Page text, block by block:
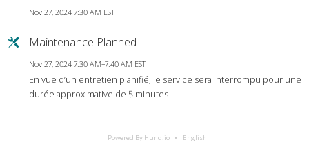
Nov 27, 2024 7:30 AM EST
Maintenance Planned
Nov 27, 2024 7:30 AM–7:40 AM EST
En vue d’un entretien planifié, le service sera interrompu pour une
durée approximative de 5 minutes
Powered By Hund.io English